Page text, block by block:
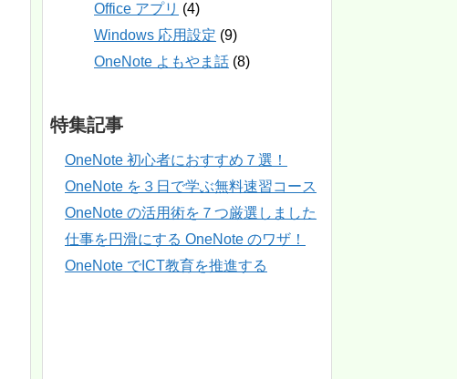
Office アプリ (4)
Windows 応用設定 (9)
OneNote よもやま話 (8)
特集記事
OneNote 初心者におすすめ７選！
OneNote を３日で学ぶ無料速習コース
OneNote の活用術を７つ厳選しました
仕事を円滑にする OneNote のワザ！
OneNote でICT教育を推進する